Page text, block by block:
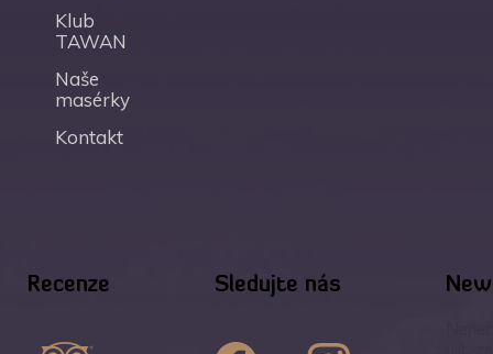
Klub
TAWAN
Naše
masérky
Kontakt
Recenze Sledujte nás